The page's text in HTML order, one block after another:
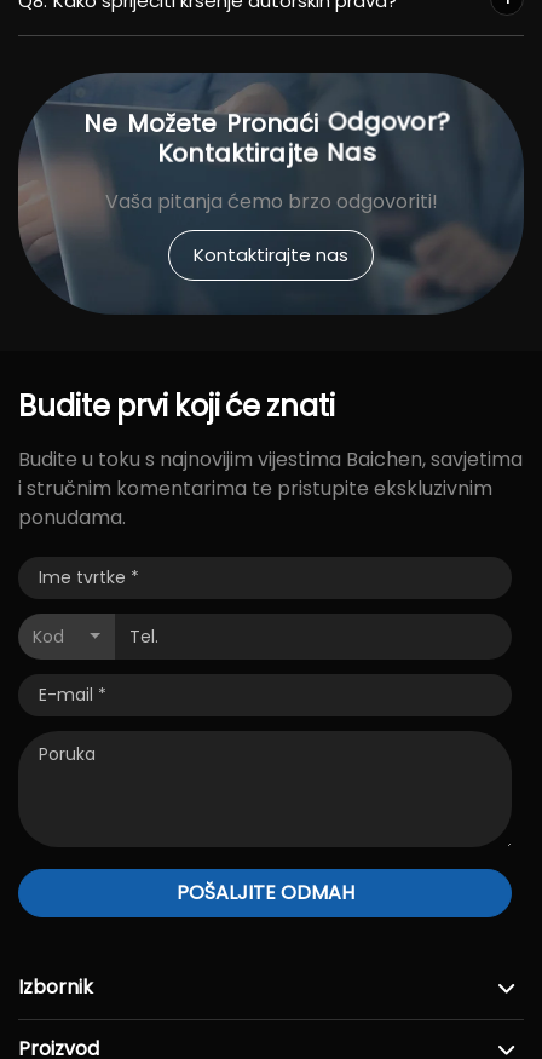
Ne Možete Pronaći Odgovor?
Kontaktirajte Nas
Vaša pitanja ćemo brzo odgovoriti!
Kontaktirajte nas
Budite prvi kojićeznati
Budite u toku s najnovijim vijestima Baichen, savjetima
i stručnim komentarima te pristupite ekskluzivnim
ponudama.
Kod
POŠALJITE ODMAH
Izbornik
Proizvod